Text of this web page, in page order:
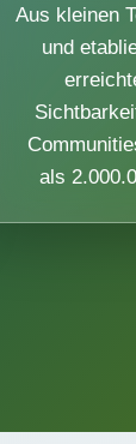
Aus kleinen
und
als